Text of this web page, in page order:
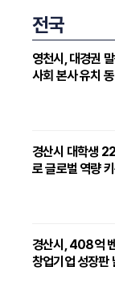
전국
영천시, 대경권
사회 본사 유치
경산시 대학생
로 글로벌 역량 키
경산시, 408억
창업기업 성장판